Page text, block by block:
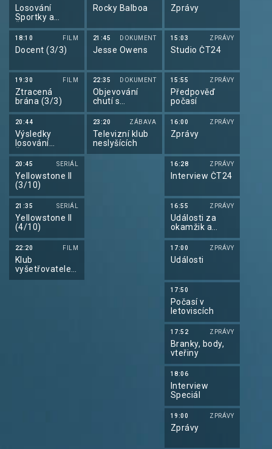
Losování
Sportky a
Šance
18:10 FILM
Docent (3/3)
19:30 FILM
Ztracená
brána (3/3)
20:44
Výsledky
losování
Šťastných 10
20:45 SERIÁL
Yellowstone II
(3/10)
21:35 SERIÁL
Yellowstone II
(4/10)
22:20 FILM
Klub
vyšetřovatelek
z Marlow (2/2)
Rocky Balboa
21:45 DOKUMENT
Jesse Owens
22:35 DOKUMENT
Objevování
chutí s
Gordonem
Ramsaym
23:20 ZÁBAVA
Televizní klub
neslyšících
Zprávy
15:03 ZPRÁVY
Studio ČT24
15:55 ZPRÁVY
Předpověď
počasí
16:00 ZPRÁVY
Zprávy
16:28 ZPRÁVY
Interview ČT24
16:55 ZPRÁVY
Události za
okamžik a
počasí
17:00 ZPRÁVY
Události
17:50
Počasí v
letoviscích
17:52 ZPRÁVY
Branky, body,
vteřiny
18:06
Interview
Speciál
19:00 ZPRÁVY
Zprávy